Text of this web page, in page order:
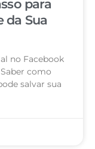
para
da Sua
no Facebook
como
salvar sua